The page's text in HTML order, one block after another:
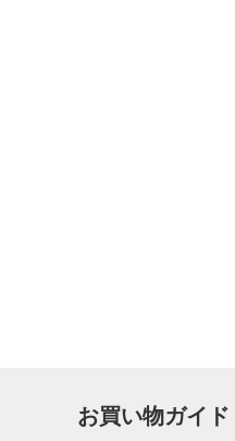
お買い物ガイド